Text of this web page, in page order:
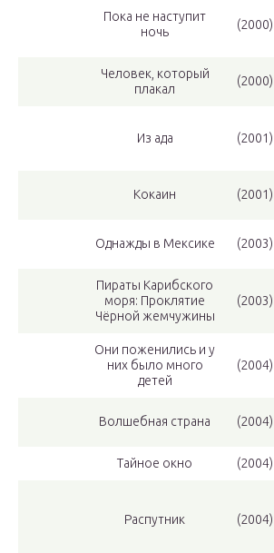
Пока не наступит
ночь
(2000)
Человек, который
плакал
(2000)
Из ада (2001)
Кокаин (2001)
Однажды в Мексике (2003)
Пираты Карибского
моря: Проклятие
Чёрной жемчужины
(2003)
Они поженились и у
них было много
детей
(2004)
Волшебная страна (2004)
Тайное окно (2004)
Распутник (2004)